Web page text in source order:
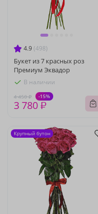
4.9 (498)
Букет из 7 красных роз
Премиум Эквадор
В наличии
4 450 ₽ -15%
3 780 ₽
Крупный бутон